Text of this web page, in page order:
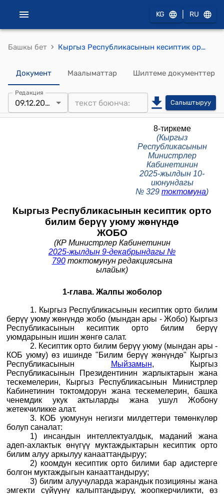
KG RU
Башкы бет › Кыргыз Республикасынын кесиптик орто билим берүү уюму жөнүндө жобо (Кыргыз Республикасынын Министрлер Кабинетинин 2025-жылдын 10-июнундагы № 329 токтомуна) 8-тиркеме
Документ Маалыматтар Шилтеме документтер
Редакция
09.12.2025 Салыштыруу